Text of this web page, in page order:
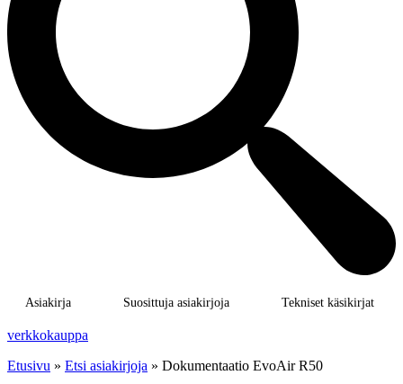
Asiakirja Suosittuja asiakirjoja Tekniset käsikirjat
verkkokauppa
Etusivu » Etsi asiakirjoja » Dokumentaatio EvoAir R50